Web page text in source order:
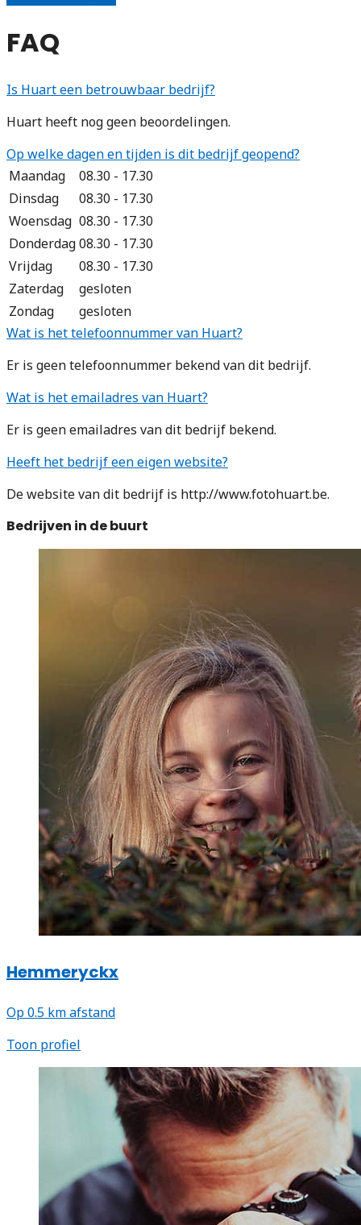
FAQ
Is Huart een betrouwbaar bedrijf?
Huart heeft nog geen beoordelingen.
Op welke dagen en tijden is dit bedrijf geopend?
Maandag
08.30 - 17.30
Dinsdag
08.30 - 17.30
Woensdag 08.30 - 17.30
Donderdag08.30 - 17.30
Vrijdag
08.30 - 17.30
Zaterdag
gesloten
Zondag
gesloten
Wat is het telefoonnummer van Huart?
Er is geen telefoonnummer bekend van dit bedrijf.
Wat is het emailadres van Huart?
Er is geen emailadres van dit bedrijf bekend.
Heeft het bedrijf een eigen website?
De website van dit bedrijf is http://www.fotohuart.be.
Bedrijven in de buurt
Hemmeryckx
Op 0.5 km afstand
Toon profiel